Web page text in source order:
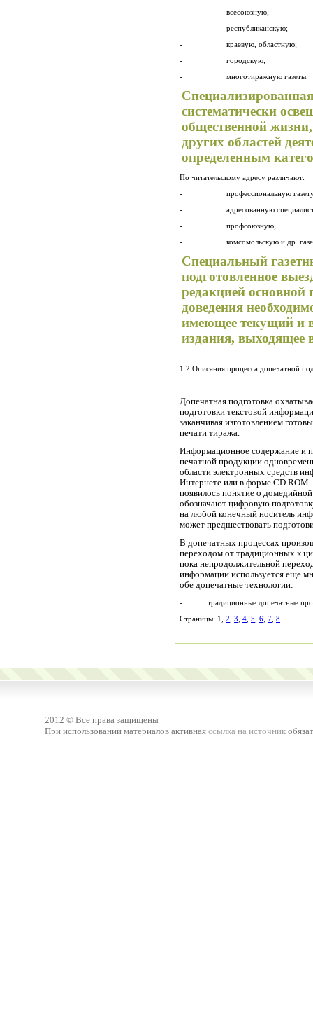
- всесоюзную;
- республиканскую;
- краевую, областную;
- городскую;
- многотиражную газеты.
Специализированная
систематически
общественной
других областей
определенным
По читательскому адресу различают:
- профессиональную
- адресованную специалистам
- профсоюзную;
- комсомольскую и др.
Специальный
подготовленное
редакцией основной
доведения
имеющее текущий и
издания, выходящее
1.2 Описания процесса допечатной
Допечатная подготовка
подготовки текстовой
заканчивая изготовлением
печати тиража.
Информационное содержание и
печатной продукции
области электронных средств
Интернете или в форме CD
появилось понятие о
обозначают цифровую
на любой конечный носитель
может предшествовать
В допечатных процессах
переходом от традиционных к
пока непродолжительной
информации используется еще
обе допечатные технологии:
- традиционные допечатные
Страницы: 1, 2 3 4 5 6 7 8
2012 © Все права защищены
При использовании материалов активная ссылка на источник